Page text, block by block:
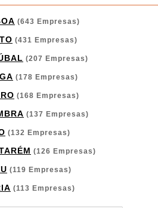
(643 Empresas)
(431 Empresas)
(207 Empresas)
(178 Empresas)
(168 Empresas)
(137 Empresas)
(132 Empresas)
(126 Empresas)
(119 Empresas)
(113 Empresas)